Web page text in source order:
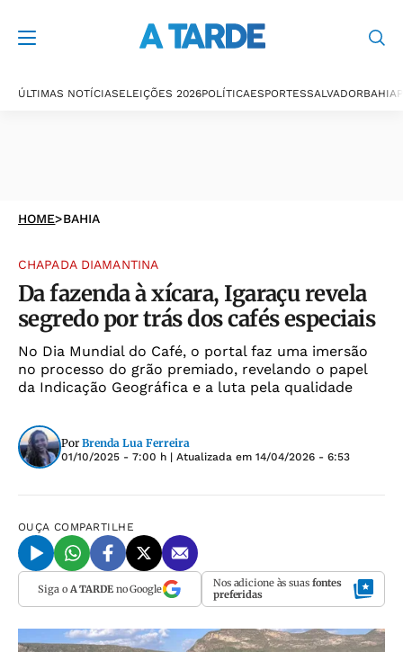
ÚLTIMAS NOTÍCIASELEIÇÕES 2026POLÍTICAESPORTESSALVADORBAHIA
HOME>BAHIA
CHAPADA DIAMANTINA
Da fazenda à xícara, Igaraçu revela
segredo por trás dos cafés especiais
No Dia Mundial do Café, o portal faz uma imersão
no processo do grão premiado, revelando o papel
da Indicação Geográfica e a luta pela qualidade
Por Brenda Lua Ferreira
01/10/2025 - 7:00 h | Atualizada em 14/04/2026 - 6:53
OUÇA COMPARTILHE
Siga o A TARDEno Google Nos adicione às suas fontes
preferidas